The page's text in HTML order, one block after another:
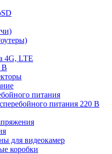
4G, LTE
В
питания
питания 220 В
для видеокамер
коробки